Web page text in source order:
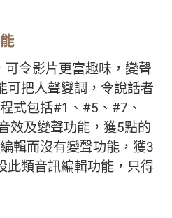
令影片更富趣味，變聲
可把人聲變調，令說話者
式包括#1、#5、#7、
效及變聲功能，獲5點的
輯而沒有變聲功能，獲3
此類音訊編輯功能，只得